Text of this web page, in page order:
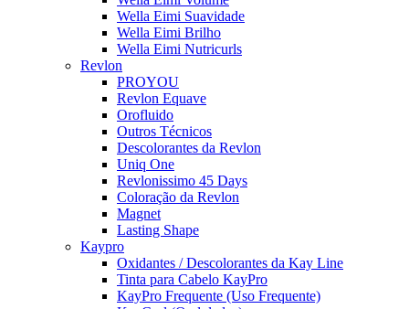
Wella Eimi Suavidade
Wella Eimi Brilho
Wella Eimi Nutricurls
Revlon
PROYOU
Revlon Equave
Orofluido
Outros Técnicos
Descolorantes da Revlon
Uniq One
Revlonissimo 45 Days
Coloração da Revlon
Magnet
Lasting Shape
Kaypro
Oxidantes / Descolorantes da Kay Line
Tinta para Cabelo KayPro
KayPro Frequente (Uso Frequente)